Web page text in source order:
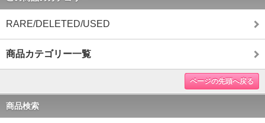
RARE/DELETED/USED
商品カテゴリー一覧
ページの先頭へ戻る
商品検索